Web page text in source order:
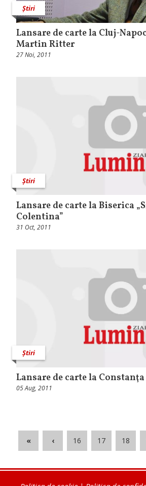
Știri
Lansare de carte la Cluj-
Martin Ritter
27 Noi, 2011
Știri
Lansare de carte la Biserica
Colentina”
31 Oct, 2011
Știri
Lansare de carte la Constanţa
05 Aug, 2011
« ‹ 16 17 18